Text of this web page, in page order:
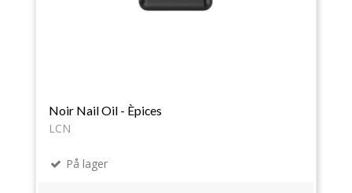
Noir Nail Oil - Èpices
LCN
På lager